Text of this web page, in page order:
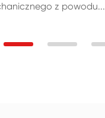
z powodu...